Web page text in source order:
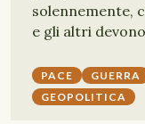
solennemente,
e gli altri
PACE GUERRA
GEOPOLITICA